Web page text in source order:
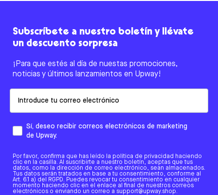
Subscríbete a nuestro boletín y llévate
un descuento sorpresa
¡Para que estés al día de nuestas promociones,
noticias y últimos lanzamientos en Upway!
Sí, deseo recibir correos electrónicos de marketing
de Upway.
Por favor, confirma que has leído la política de privacidad haciendo
clic en la casilla. Al suscribirte a nuestro boletín, aceptas que tus
datos, como la dirección de correo electrónico, sean almacenados.
Tus datos serán tratados en base a tu consentimiento, conforme al
Art. 6.1 a) del RGPD. Puedes revocar tu consentimiento en cualquier
momento haciendo clic en el enlace al final de nuestros correos
electrónicos o enviando un correo a support@upway.shop.